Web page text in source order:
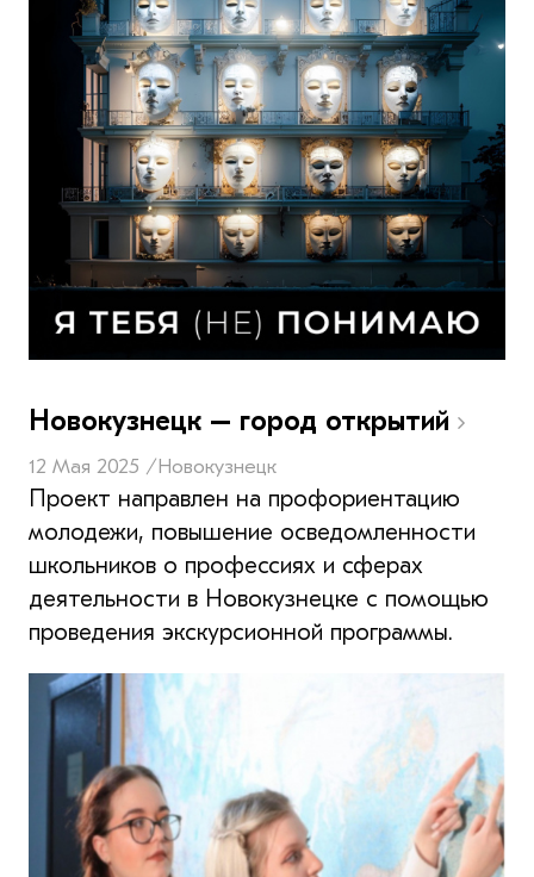
Новокузнецк – город открытий
12 Мая 2025 /Новокузнецк
Проект направлен на профориентацию
молодежи, повышение осведомленности
школьников о профессиях и сферах
деятельности в Новокузнецке с помощью
проведения экскурсионной программы.